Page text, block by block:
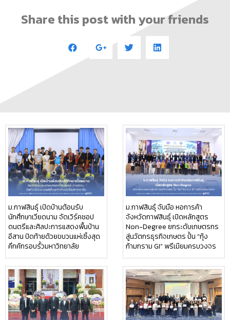
Share this post with your friends
ม.กาฬสินธุ์ เปิดบ้านต้อนรับ
นักศึกษาเวียดนาม จัดเวิร์คชอป
ดนตรีและศิลปะการแสดงพื้นบ้าน
อีสาน ปิดท้ายด้วยขบวนแห่เซิ้งสุด
คึกคักรอบรั้วมหาวิทยาลัย
ม.กาฬสินธุ์ จับมือ หอการค้า
จังหวัดกาฬสินธุ์ เปิดหลักสูตร
Non-Degree ยกระดับเกษตรกร
สู่นวัตกรธุรกิจเกษตร ปั้น “กุ้ง
ก้ามกราม GI” พรีเมียมครบวงจร